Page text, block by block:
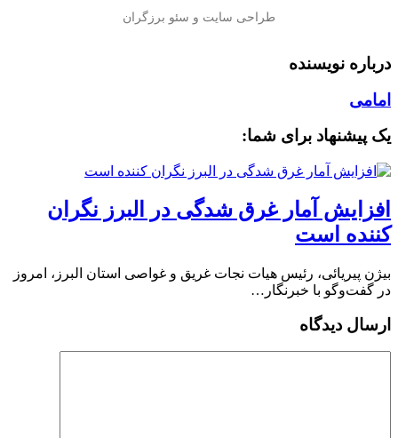
درباره نویسنده
امامی
یک پیشنهاد برای شما:
افزایش آمار غرق شدگی در البرز نگران
کننده است
بیژن پیریائی، رئیس هیات نجات غریق و غواصی استان البرز، امروز
در گفت‌وگو با خبرنگار…
ارسال دیدگاه